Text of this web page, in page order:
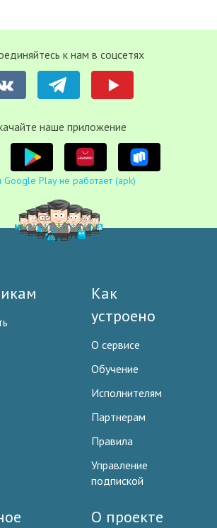
к нам в соцсетях
наше приложение
Google Play не работает (apk)
Как
устроено
О сервисе
Обучение
Исполнителям
Партнерам
Правила
Управление
подпиской
О проекте